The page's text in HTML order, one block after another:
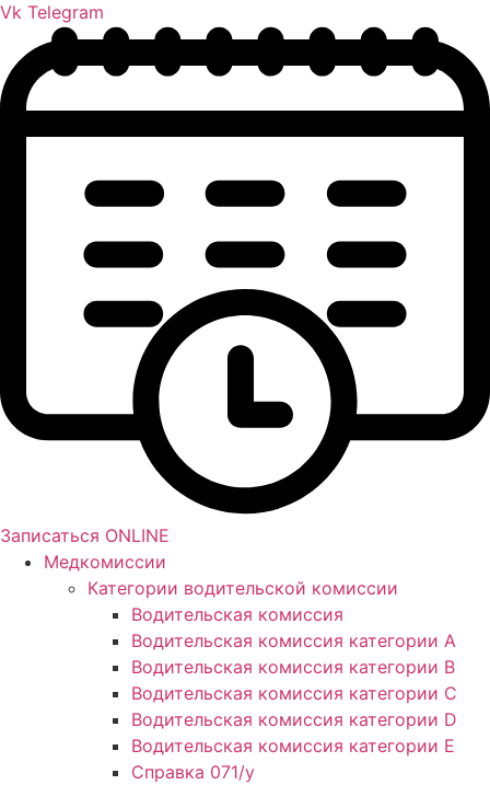
Vk Telegram
Записаться ONLINE
Медкомиссии
Категории водительской комиссии
Водительская комиссия
Водительская комиссия категории А
Водительская комиссия категории B
Водительская комиссия категории C
Водительская комиссия категории D
Водительская комиссия категории E
Справка 071/у